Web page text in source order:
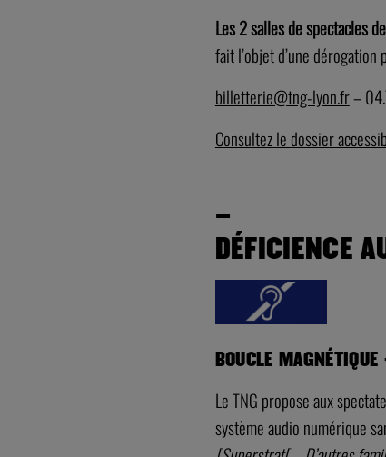
Les 2 salles de spectacles
fait l’objet d’une
billetterie@tng-lyon.fr–
Consultez le dossier
–
DÉFICIENCE
BOUCLE MAGNÉTIQUE
Le TNG propose aux
système audio numérique